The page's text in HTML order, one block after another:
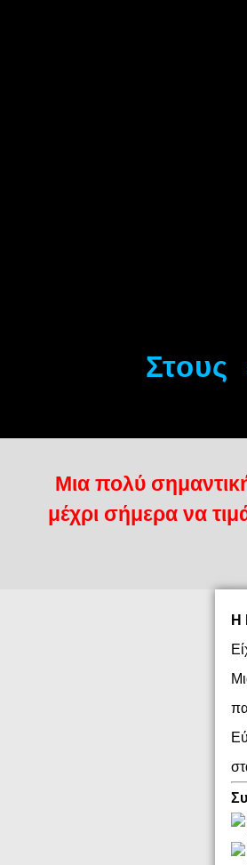
Μια πολύ
μέχρι σήμερα να
Η